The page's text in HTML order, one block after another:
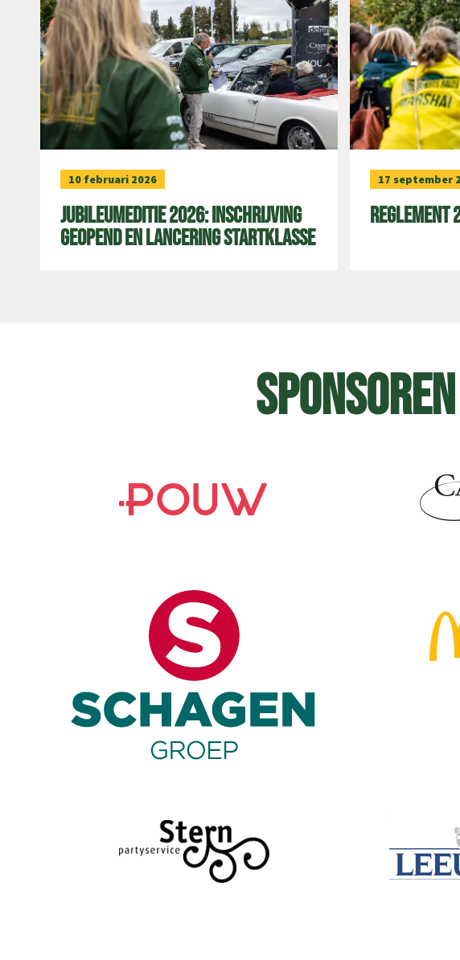
10 februari 2026
Jubileumeditie 2026: inschrijving
geopend en lancering startklasse
17 september
Reglement